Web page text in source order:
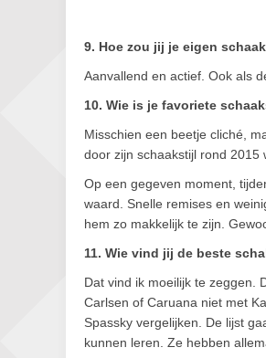
9. Hoe zou jij je eigen
Aanvallend en actief. Ook als
10. Wie is je favoriete
Misschien een beetje cliché,
door zijn schaakstijl rond 2015
Op een gegeven moment,
waard. Snelle remises en
hem zo makkelijk te zijn.
11. Wie vind jij de beste
Dat vind ik moeilijk te zeggen.
Carlsen of Caruana niet met
Spassky vergelijken. De lijst
kunnen leren. Ze hebben